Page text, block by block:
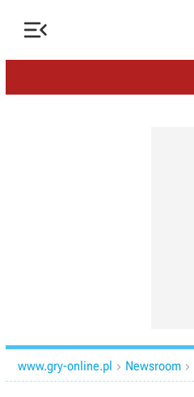

www.gry-online.pl  Newsroom 